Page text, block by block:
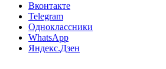
Вконтакте
Telegram
Одноклассники
WhatsApp
Яндекс.Дзен